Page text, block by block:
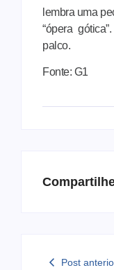
lembra uma
“ópera
palco.
Fonte: G1
Post